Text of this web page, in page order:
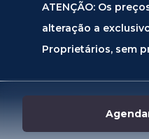
ATENÇÃO: Os
alteração a
Proprietários, sem